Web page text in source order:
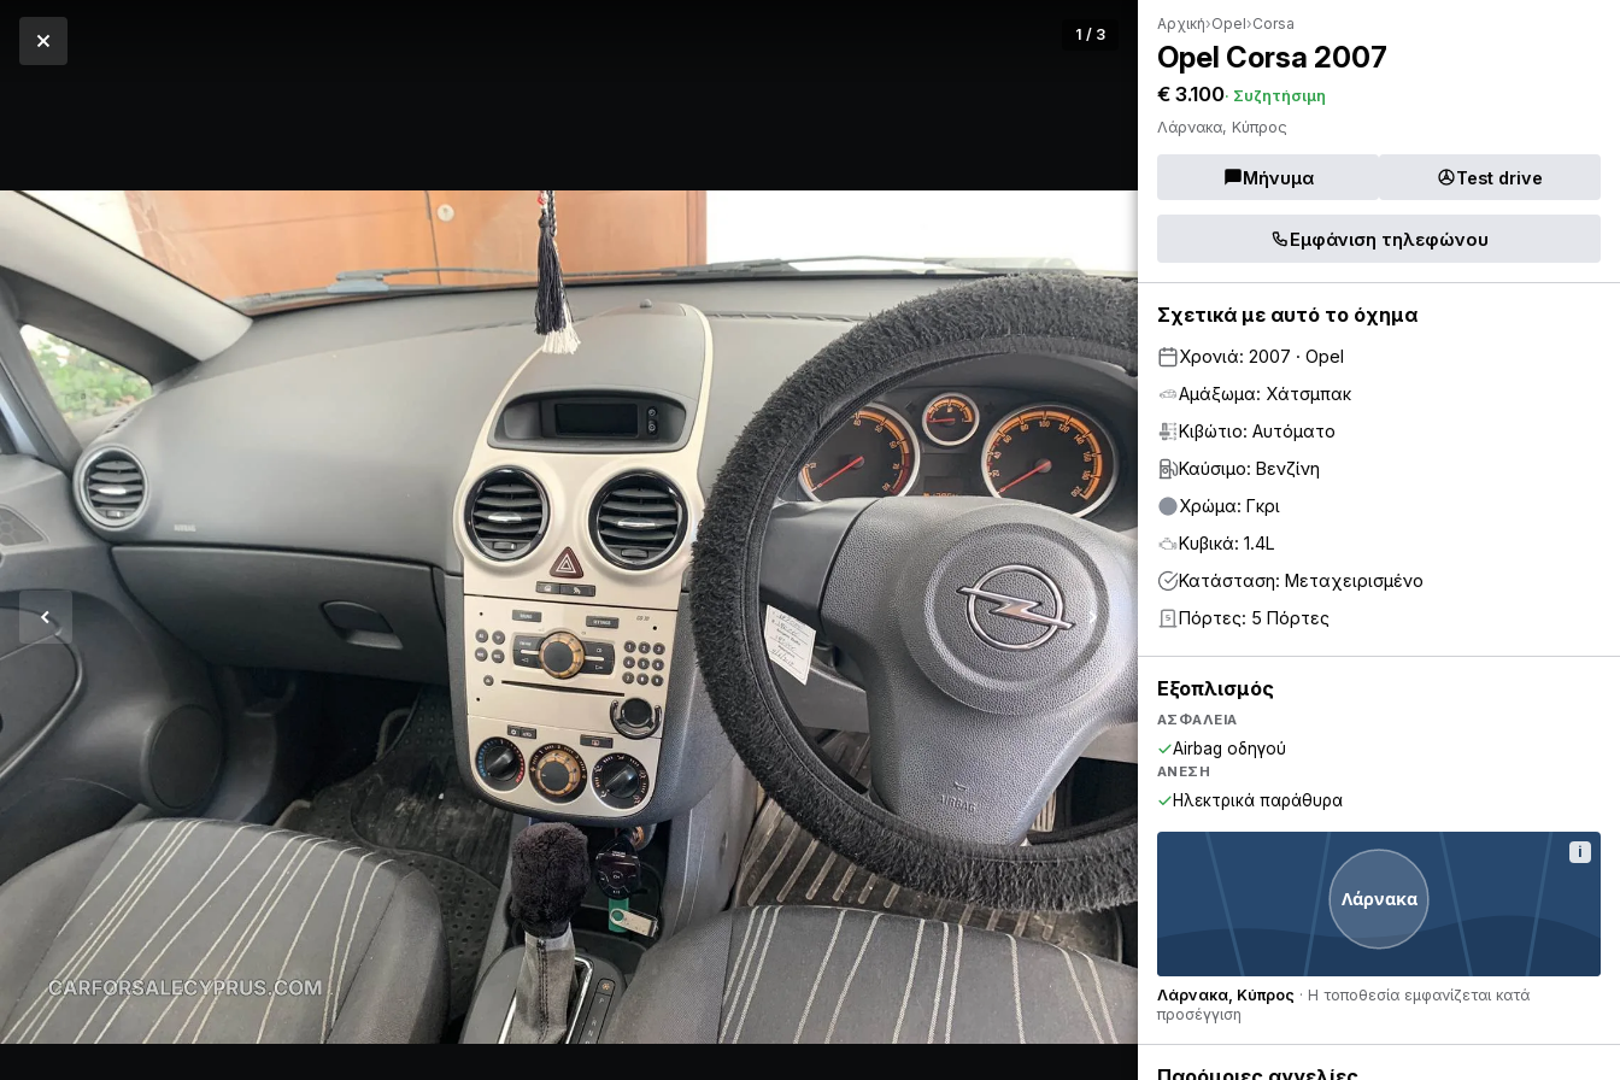
1 / 3
Αρχική›Opel›Corsa
Opel Corsa 2007
€ 3.100· Συζητήσιμη
Λάρνακα, Κύπρος
Μήνυμα Test drive
Εμφάνιση τηλεφώνου
Σχετικά με αυτό το όχημα
Χρονιά: 2007 · Opel
Αμάξωμα: Χάτσμπακ
Κιβώτιο: Αυτόματο
Καύσιμο: Βενζίνη
Χρώμα: Γκρι
Κυβικά: 1.4L
Κατάσταση: Μεταχειρισμένο
5 Πόρτες: 5 Πόρτες
Εξοπλισμός
ΑΣΦΆΛΕΙΑ
Airbag οδηγού
ΆΝΕΣΗ
Ηλεκτρικά παράθυρα
Λάρνακα
i
Λάρνακα, Κύπρος · Η τοποθεσία εμφανίζεται κατά
προσέγγιση